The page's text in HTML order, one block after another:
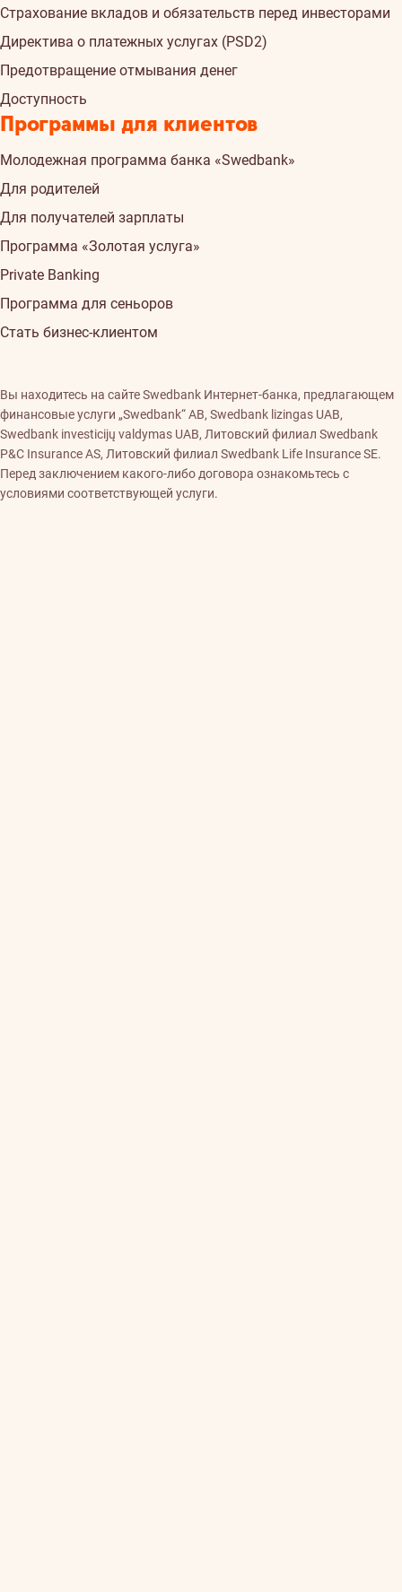
Страхованиe вкладов и обязательств перед инвесторами
Директива о платежных услугах (PSD2)
Предотвращение отмывания денег
Доступность
Программы для клиентов
Молодежная программа банка «Swedbank»
Для родителей
Для получателей зарплаты
Программа «Золотая услуга»
Private Banking
Программа для сеньоров
Стать бизнес-клиентом
Вы находитесь на сайте Swedbank Интернет-банка, предлагающем
финансовые услуги „Swedbank“ AB, Swedbank lizingas UAB,
Swedbank investicijų valdymas UAB, Литовский филиал Swedbank
P&C Insurance AS, Литовский филиал Swedbank Life Insurance SE.
Перед заключением какого-либо договора ознакомьтесь с
условиями соответствующей услуги.